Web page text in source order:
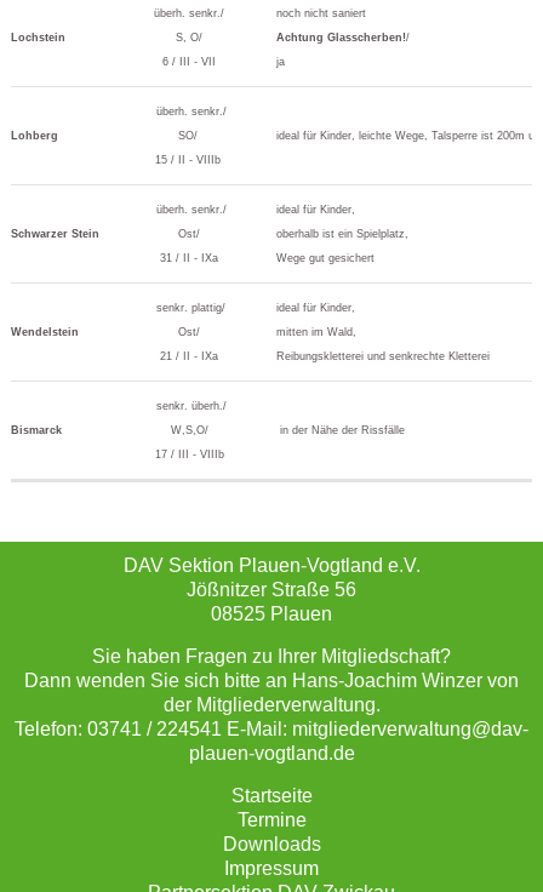
Lochstein
überh. senkr./
S, O/
6 / III - VII
noch nicht saniert
Achtung Glasscherben!/
ja
Lohberg
überh. senkr./
SO/
15 / II - VIIIb
ideal für Kinder, leichte Wege, Talsperre ist 200m
Schwarzer Stein
überh. senkr./
Ost/
31 / II - IXa
ideal für Kinder,
oberhalb ist ein Spielplatz,
Wege gut gesichert
Wendelstein
senkr. plattig/
Ost/
21 / II - IXa
ideal für Kinder,
mitten im Wald,
Reibungskletterei und senkrechte Kletterei
Bismarck
senkr. überh./
W,S,O/
17 / III - VIIIb
in der Nähe der Rissfälle
DAV Sektion Plauen-Vogtland e.V.
Jößnitzer Straße 56
08525 Plauen
Sie haben Fragen zu Ihrer Mitgliedschaft?
Dann wenden Sie sich bitte an Hans-Joachim Winzer von
der Mitgliederverwaltung.
Telefon: 03741 / 224541 E-Mail: mitgliederverwaltung@dav-
plauen-vogtland.de
Startseite
Termine
Downloads
Impressum